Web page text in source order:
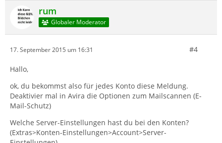
rum
Globaler Moderator
17. September 2015 um 16:31 #4
Hallo,
ok, du bekommst also für jedes Konto diese Meldung.
Deaktivier mal in Avira die Optionen zum Mailscannen (E-
Mail-Schutz)
Welche Server-Einstellungen hast du bei den Konten?
(Extras>Konten-Einstellungen>Account>Server-